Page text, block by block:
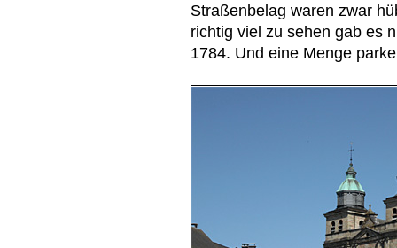
Straßenbelag waren zwar
richtig viel zu sehen gab es
1784. Und eine Menge